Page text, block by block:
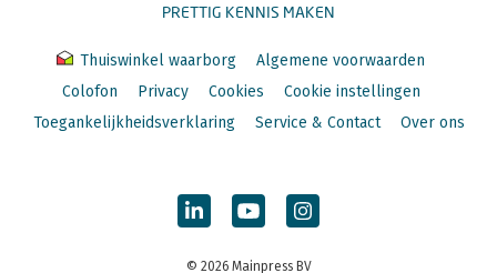
PRETTIG KENNIS MAKEN
Thuiswinkel waarborg
Algemene voorwaarden
Colofon
Privacy Cookies
Cookie instellingen
Toegankelijkheidsverklaring
Service & Contact Over ons
© 2026 Mainpress BV